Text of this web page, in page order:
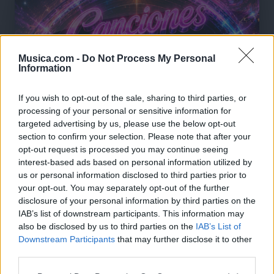
Musica.com - Do Not Process My Personal
Information
If you wish to opt-out of the sale, sharing to third parties, or
processing of your personal or sensitive information for
targeted advertising by us, please use the below opt-out
section to confirm your selection. Please note that after your
opt-out request is processed you may continue seeing
interest-based ads based on personal information utilized by
us or personal information disclosed to third parties prior to
your opt-out. You may separately opt-out of the further
disclosure of your personal information by third parties on the
IAB’s list of downstream participants. This information may
also be disclosed by us to third parties on the IAB’s List of
Downstream Participants that may further disclose it to other
🪐🚀 Canciones para Ver las Estrellas:
Psicodelia y Space Rock 🎸✨
🌌🚀 Viaje intergaláctico: la mejor selección de
psicodelia, space rock y atmósferas cósmicas para
tus noches de astronomía. 🪐🎸 Desconecta, mira